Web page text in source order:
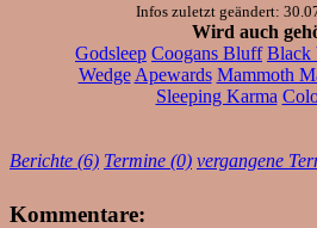
Infos zuletzt geändert:
Wird auch
Godsleep Coogans Bluff Black
Wedge Apewards Mammoth
Sleeping Karma
Berichte (6) Termine (0) vergangene
Kommentare: